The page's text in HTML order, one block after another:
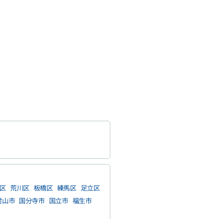
荒川区 板橋区 練馬区 足立区
山市 国分寺市 国立市 福生市